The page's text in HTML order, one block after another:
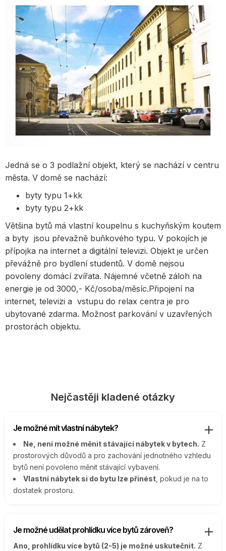
Jedná se o 3 podlažní objekt, který se nachází v centru
města. V domě se nachází:
byty typu 1+kk
byty typu 2+kk
Většina bytů má vlastní koupelnu s kuchyňským koutem
a byty jsou převažně buňkového typu. V pokojích je
přípojka na internet a digitální televizi. Objekt je určen
převážně pro bydlení studentů. V domě nejsou
povoleny domácí zvířata. Nájemné včetně záloh na
energie je od 3000,- Kč/osoba/měsíc.Připojení na
internet, televizi a vstupu do relax centra je pro
ubytované zdarma. Možnost parkování v uzavřených
prostorách objektu.
Nejčastěji kladené otázky
Je možné mít vlastní nábytek?
Ne, není možné měnit stávající nábytek v bytech. Z
prostorových důvodů a pro zachování jednotného vzhledu
bytů není povoleno měnit stávající vybavení.
Vlastní nábytek si do bytu lze přinést , pokud je na to
dostatek prostoru.
Je možné udělat prohlídku více bytů zároveň?
Ano, prohlídku více bytů (2-5) je možné uskutečnit. Z